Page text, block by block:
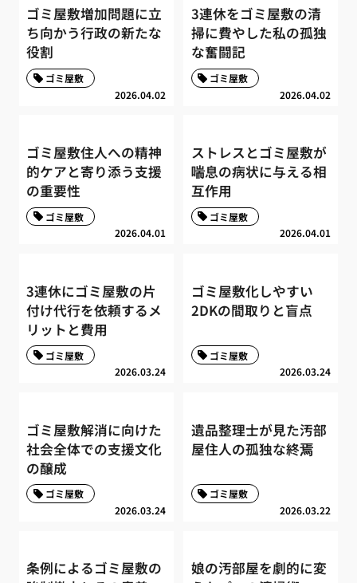
ゴミ屋敷増加問題に立
ち向かう行政の新たな
役割
2026.04.02
ゴミ屋敷
3連休をゴミ屋敷の清
掃に費やした私の孤独
な奮闘記
2026.04.02
ゴミ屋敷
ゴミ屋敷住人への精神
的ケアと寄り添う支援
の重要性
2026.04.01
ゴミ屋敷
ストレスとゴミ屋敷が
喘息の病状に与える相
互作用
2026.04.01
ゴミ屋敷
3連休にゴミ屋敷の片
付け代行を依頼するメ
リットと費用
2026.03.24
ゴミ屋敷
ゴミ屋敷化しやすい
2DKの間取りと盲点
2026.03.24
ゴミ屋敷
ゴミ屋敷解消に向けた
社会全体での支援文化
の醸成
2026.03.24
ゴミ屋敷
遺品整理士が見た汚部
屋住人の孤独な終焉
2026.03.22
ゴミ屋敷
条例によるゴミ屋敷の
娘の汚部屋を劇的に変